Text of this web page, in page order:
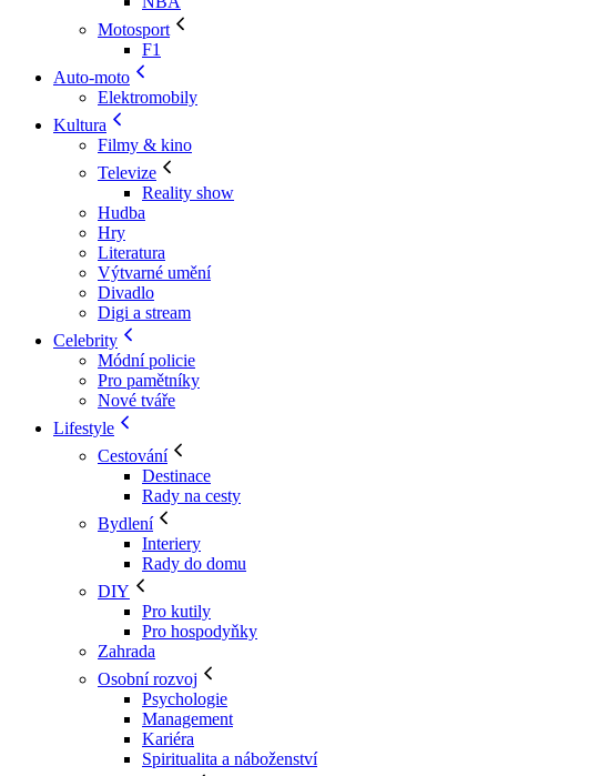
Motosport
F1
Auto-moto
Elektromobily
Kultura
Filmy & kino
Televize
Reality show
Hudba
Hry
Literatura
Výtvarné umění
Divadlo
Digi a stream
Celebrity
Módní policie
Pro pamětníky
Nové tváře
Lifestyle
Cestování
Destinace
Rady na cesty
Bydlení
Interiery
Rady do domu
DIY
Pro kutily
Pro hospodyňky
Zahrada
Osobní rozvoj
Psychologie
Management
Kariéra
Spiritualita a náboženství